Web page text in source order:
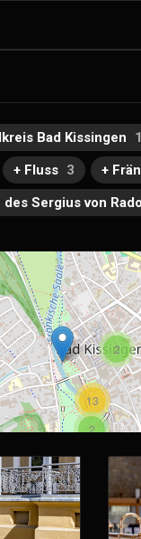
Bad Kissingen
+ Fluss 3 +
des Sergius von
2
2
13